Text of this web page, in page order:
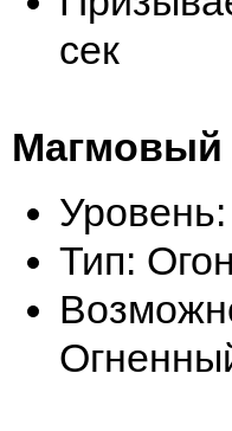
сек
Магмовый
Тип: